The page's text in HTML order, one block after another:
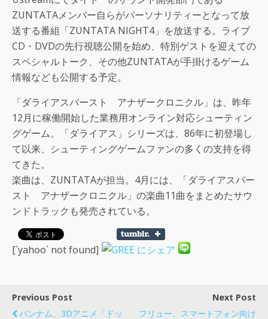
ZUNTATAメンバー自らがパーソナリティーとなって放
送する番組「ZUNTATA NIGHT4」を放送する。ライブ
CD・DVDの先行視聴公開を始め、特別ゲストを迎えての
スペシャルトーク、その他ZUNTATAが手掛けるゲーム
情報なども公開する予定。
「ダライアスバースト アナザークロニクル」は、昨年
12月に稼働開始した業務用オンライン対応シューティン
グゲーム。「ダライアス」シリーズは、86年に初登場し
て以来、シューティングゲームファンの多くの支持を得
てきた。
楽曲は、ZUNTATAが担当。4月には、「ダライアスバー
スト アナザークロニクル」の楽曲11曲をまとめたサウ
ンドトラックも発売されている。
[`yahoo` not found]
Previous Post
バンナム、3Dアニメ「ドッ
Next Post
フリュー、スマートフォン向け